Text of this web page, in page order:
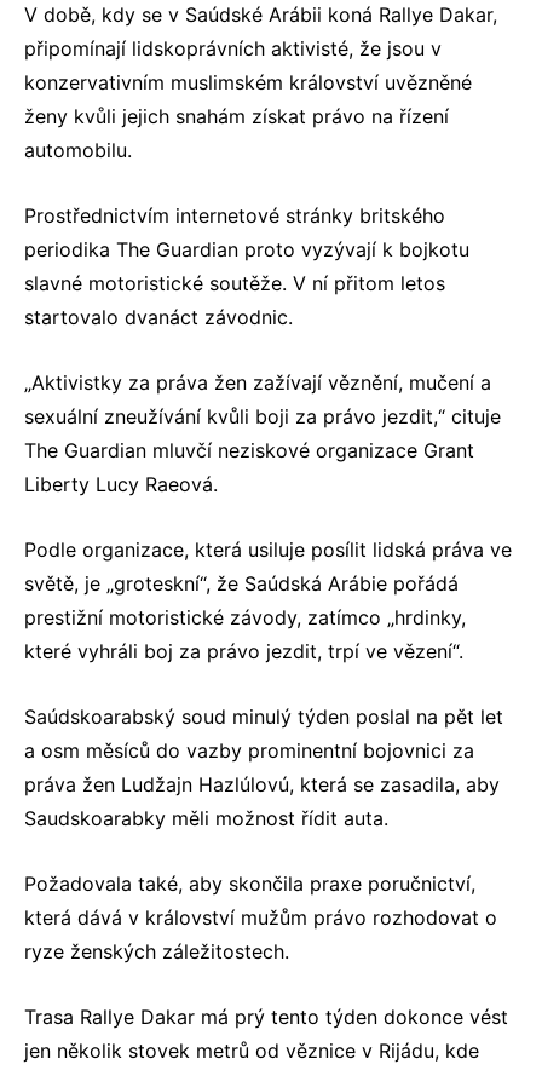
V době, kdy se v Saúdské Arábii koná Rallye Dakar,
připomínají lidskoprávních aktivisté, že jsou v
konzervativním muslimském království uvězněné
ženy kvůli jejich snahám získat právo na řízení
automobilu.
Prostřednictvím internetové stránky britského
periodika The Guardian proto vyzývají k bojkotu
slavné motoristické soutěže. V ní přitom letos
startovalo dvanáct závodnic.
„Aktivistky za práva žen zažívají věznění, mučení a
sexuální zneužívání kvůli boji za právo jezdit,“ cituje
The Guardian mluvčí neziskové organizace Grant
Liberty Lucy Raeová.
Podle organizace, která usiluje posílit lidská práva ve
světě, je „groteskní“, že Saúdská Arábie pořádá
prestižní motoristické závody, zatímco „hrdinky,
které vyhráli boj za právo jezdit, trpí ve vězení“.
Saúdskoarabský soud minulý týden poslal na pět let
a osm měsíců do vazby prominentní bojovnici za
práva žen Ludžajn Hazlúlovú, která se zasadila, aby
Saudskoarabky měli možnost řídit auta.
Požadovala také, aby skončila praxe poručnictví,
která dává v království mužům právo rozhodovat o
ryze ženských záležitostech.
Trasa Rallye Dakar má prý tento týden dokonce vést
jen několik stovek metrů od věznice v Rijádu, kde